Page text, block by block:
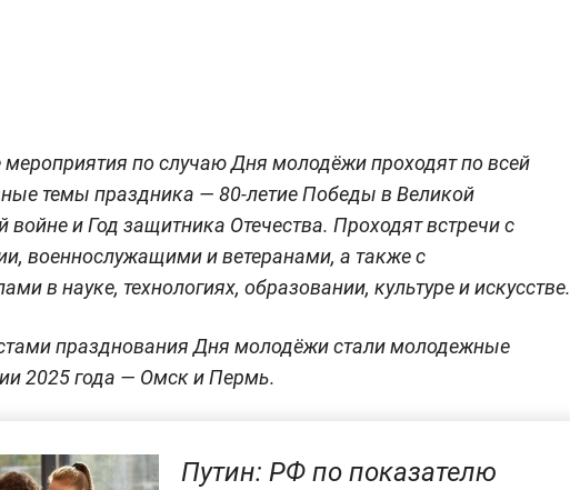
по случаю Дня молодёжи проходят по всей
темы праздника — 80-летие Победы в Великой
войне и Год защитника Отечества. Проходят встречи с
военнослужащими и ветеранами, а также с
в науке, технологиях, образовании, культуре и искусстве.
празднования Дня молодёжи стали молодежные
2025 года — Омск и Пермь.
Путин: РФ по показателю